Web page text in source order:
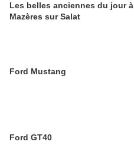
Les belles anciennes du jour à
Mazères sur Salat
Ford Mustang
Ford GT40